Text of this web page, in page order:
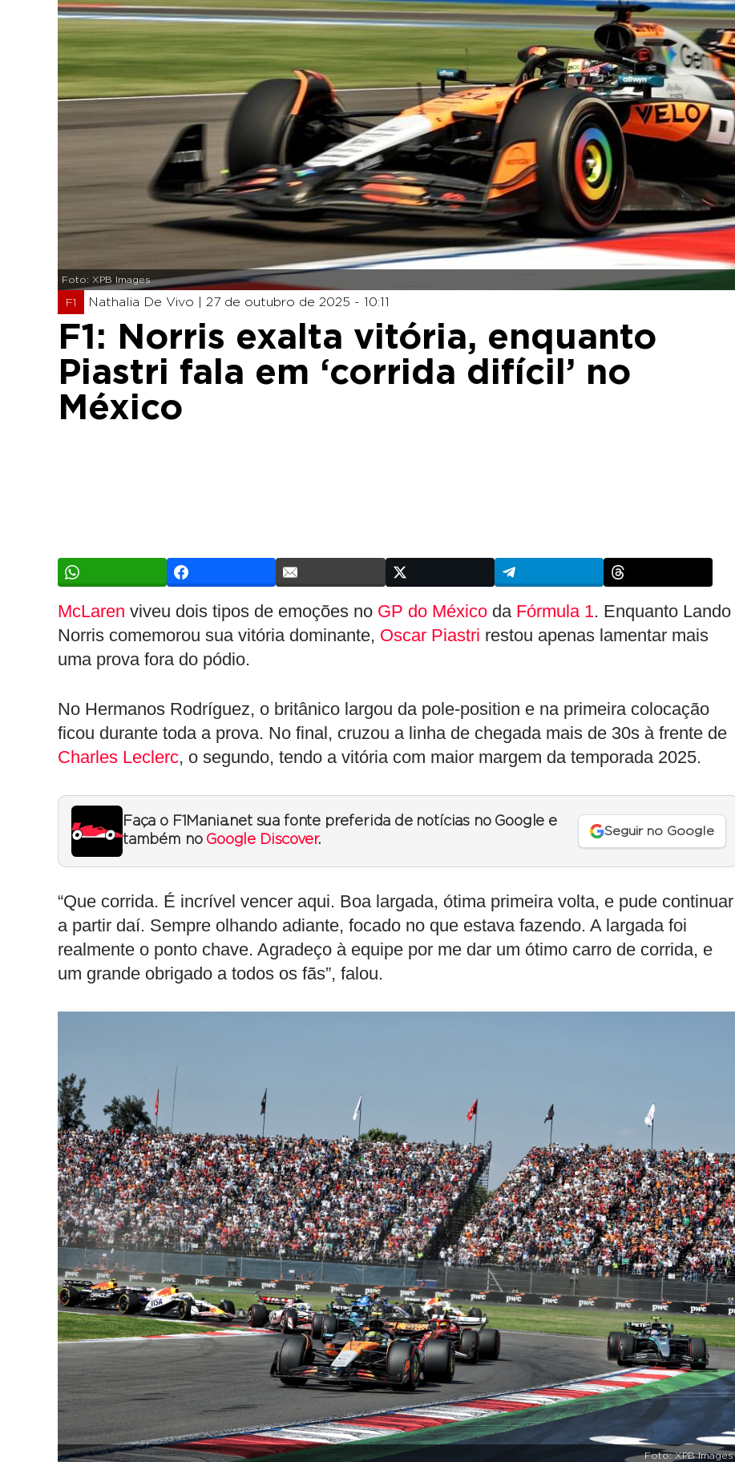
Foto: XPB Images
F1 Nathalia De Vivo | 27 de outubro de 2025 - 10:11
F1: Norris exalta vitória, enquanto
Piastri fala em ‘corrida difícil’ no
México
McLaren viveu dois tipos de emoções no GP do México da Fórmula 1. Enquanto Lando
Norris comemorou sua vitória dominante, Oscar Piastri restou apenas lamentar mais
uma prova fora do pódio.
No Hermanos Rodríguez, o britânico largou da pole-position e na primeira colocação
ficou durante toda a prova. No final, cruzou a linha de chegada mais de 30s à frente de
Charles Leclerc, o segundo, tendo a vitória com maior margem da temporada 2025.
Faça o F1Mania.net sua fonte preferida de notícias no Google e
também no Google Discover.
Seguir no Google
“Que corrida. É incrível vencer aqui. Boa largada, ótima primeira volta, e pude continuar
a partir daí. Sempre olhando adiante, focado no que estava fazendo. A largada foi
realmente o ponto chave. Agradeço à equipe por me dar um ótimo carro de corrida, e
um grande obrigado a todos os fãs”, falou.
Foto: XPB Images